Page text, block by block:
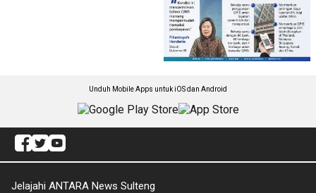
Unduh Mobile Apps untuk iOS dan Android
Jelajahi ANTARA News Sulteng